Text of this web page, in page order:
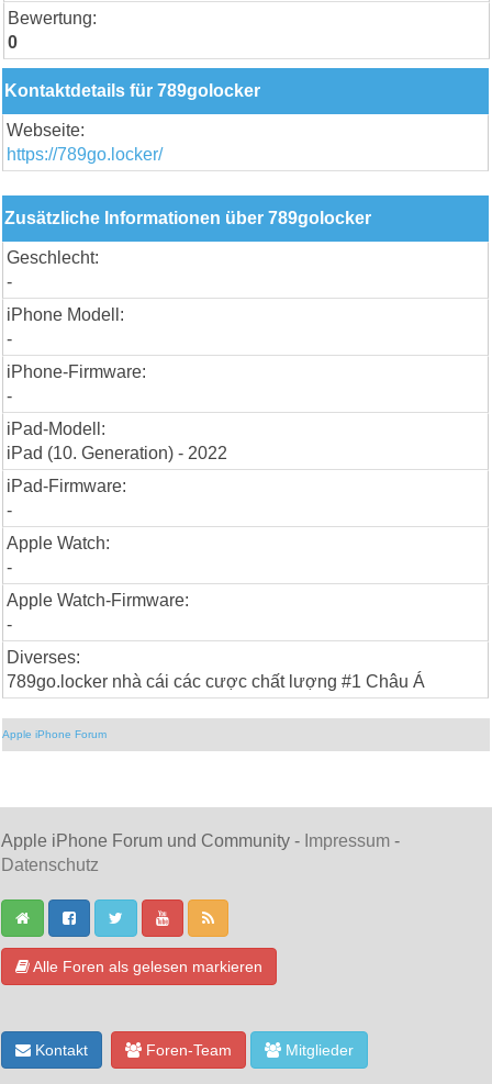
Bewertung:
0
Kontaktdetails für 789golocker
Webseite:
https://789go.locker/
Zusätzliche Informationen über 789golocker
Geschlecht:
-
iPhone Modell:
-
iPhone-Firmware:
-
iPad-Modell:
iPad (10. Generation) - 2022
iPad-Firmware:
-
Apple Watch:
-
Apple Watch-Firmware:
-
Diverses:
789go.locker nhà cái các cược chất lượng #1 Châu Á
Apple iPhone Forum
Apple iPhone Forum und Community - Impressum -
Datenschutz
Alle Foren als gelesen markieren
Kontakt Foren-Team Mitglieder